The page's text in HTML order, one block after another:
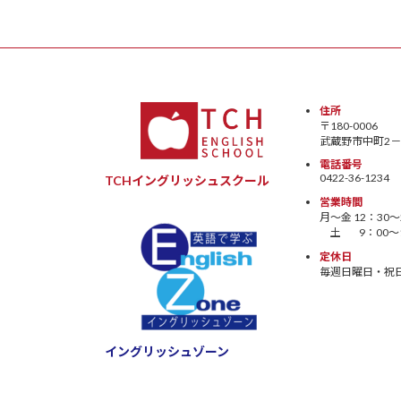
TCHイングリッシュスクール
イングリッシュゾーン
住所
〒180-0006
武蔵野市中町2
電話番号
0422-36-1234
営業時間
月〜金 12：30
土 9：00〜
定休日
毎週日曜日・祝